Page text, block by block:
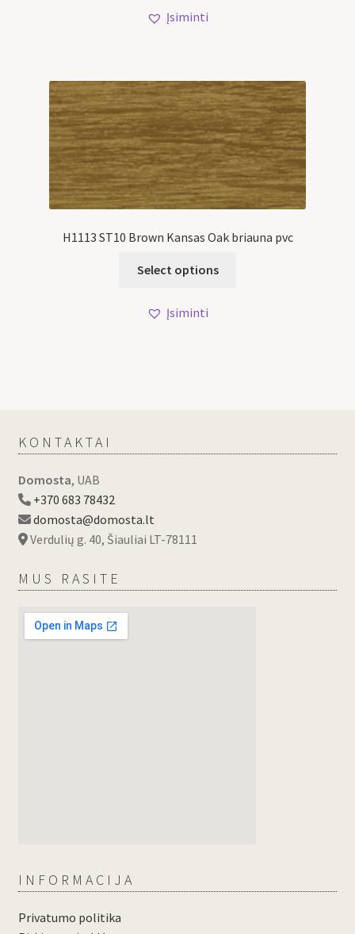
Įsiminti
H1113 ST10 Brown Kansas Oak briauna pvc
Select options
Įsiminti
KONTAKTAI
Domosta, UAB
+370 683 78432
domosta@domosta.lt
Verdulių g. 40, Šiauliai LT-78111
MUS RASITE
INFORMACIJA
Privatumo politika